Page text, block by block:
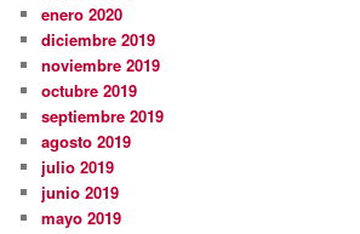
enero 2020
diciembre 2019
noviembre 2019
octubre 2019
septiembre 2019
agosto 2019
julio 2019
junio 2019
mayo 2019